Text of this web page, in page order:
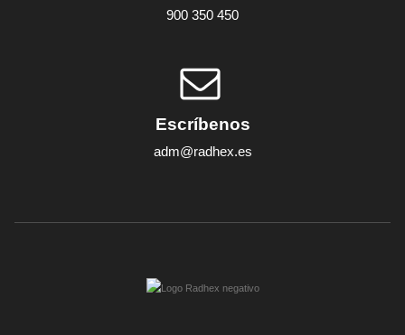
900 350 450
Escríbenos
adm@radhex.es